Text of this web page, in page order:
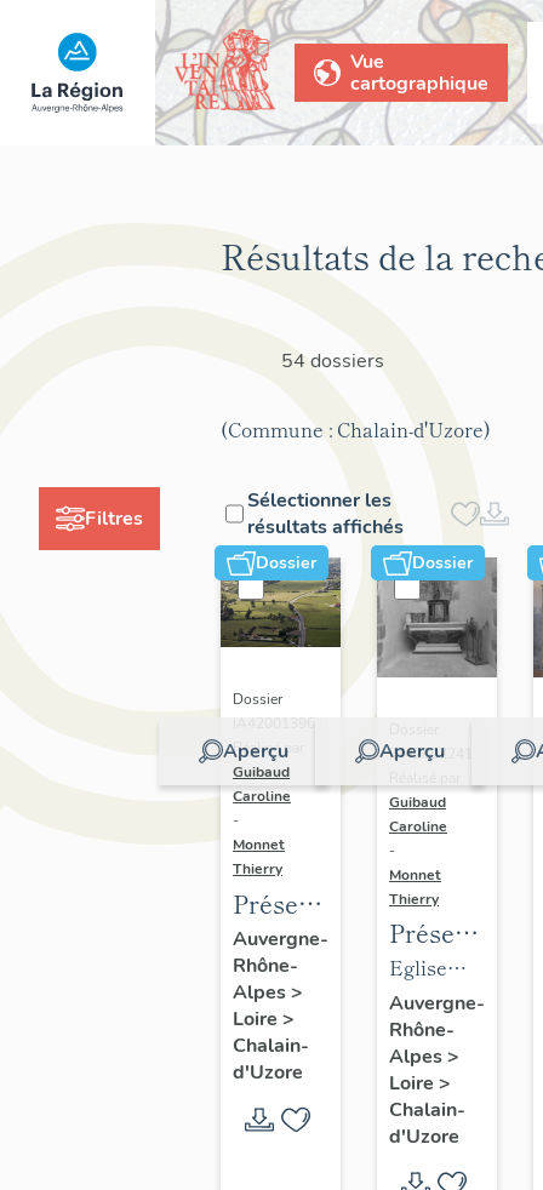
Vue
cartographique
Filtres
Résultats de la
54 dossiers
(Commune : Chalain-d'Uzore)
Sélectionner les
résultats affichés
Dossier
Aperçu
Dossier
IA42001396 |
Réalisé par
Guibaud
Caroline
-
Monnet
Thierry
Présentation
de la
commune
de
Chalain-
d'Uzore
Auvergne-
Rhône-
Alpes>
Loire >
Chalain-
d'Uzore
Dossier
Aperçu
IM42002241 |
Guibaud
Caroline
-
Monnet
Thierry
Présentation
du
mobilier
de
l'église
paroissiale
Saint-
Didier
Eglise
paroissiale
Saint-
Didier
Auvergne-
Rhône-
Alpes>
Loire >
Chalain-
d'Uzore